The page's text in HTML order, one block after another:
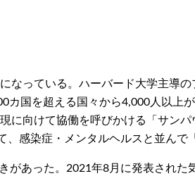
なっている。ハーバード大学主導
カ国を超える国々から4,000人以上
に向けて協働を呼びかける「サン
感染症・メンタルヘルスと並んで
あった。2021年8月に発表された